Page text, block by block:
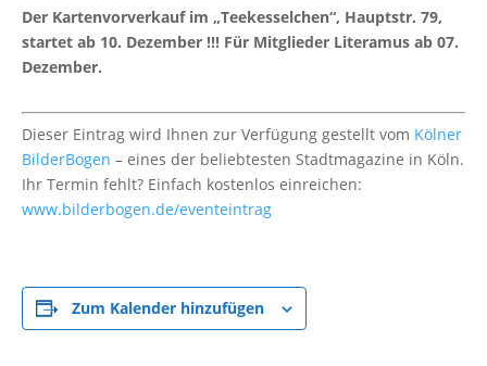
Der Kartenvorverkauf im „Teekesselchen“, Hauptstr. 79,
startet ab 10. Dezember !!! Für Mitglieder Literamus ab 07.
Dezember.
Dieser Eintrag wird Ihnen zur Verfügung gestellt vom Kölner
BilderBogen – eines der beliebtesten Stadtmagazine in Köln.
Ihr Termin fehlt? Einfach kostenlos einreichen:
www.bilderbogen.de/eventeintrag
Zum Kalender hinzufügen